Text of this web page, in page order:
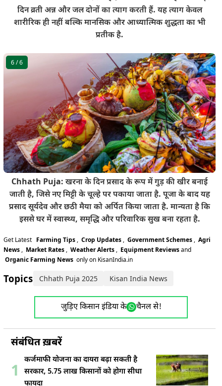
दिन व्रती अन्न और जल दोनों का त्याग करती हैं. यह त्याग केवल
शारीरिक ही नहीं बल्कि मानसिक और आध्यात्मिक शुद्धता का भी
प्रतीक है.
6/ 6
Chhath Puja: खरना के दिन प्रसाद के रूप में गुड़ की खीर बनाई
जाती है, जिसे नए मिट्टी के चूल्हे पर पकाया जाता है. पूजा के बाद यह
प्रसाद सूर्यदेव और छठी मैया को अर्पित किया जाता है. मान्यता है कि
इससे घर में स्वास्थ्य, समृद्धि और परिवारिक सुख बना रहता है.
Get Latest Farming Tips , Crop Updates , Government Schemes , Agri
News , Market Rates , Weather Alerts , Equipment Reviewsand
Organic Farming News only on KisanIndia.in
Topics: Chhath Puja 2025 Kisan India News
जुड़िए किसान इंडिया के चैनल से!
संबंधित ख़बरें
1
कर्जमाफी योजना का दायरा बढ़ा सकती है
सरकार, 5.75 लाख किसानों को होगा सीधा
फायदा